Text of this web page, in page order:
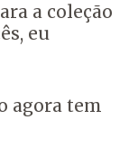
a coleção
eu
agora tem